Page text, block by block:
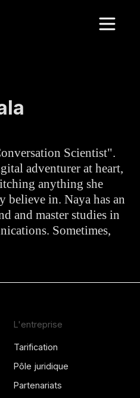
Scientist".
adventurer at heart,
anything she
believe in. Naya has an
and master studies in
Sometimes,
L'entreprise
Tarification
Pôle juridique
Partenariats